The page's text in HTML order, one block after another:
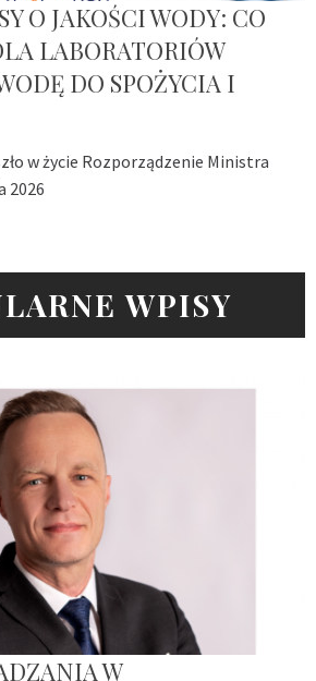
O JAKOŚCI WODY: CO
LABORATORIÓW
DO SPOŻYCIA I
w życie Rozporządzenie Ministra
2026
WPISY
W